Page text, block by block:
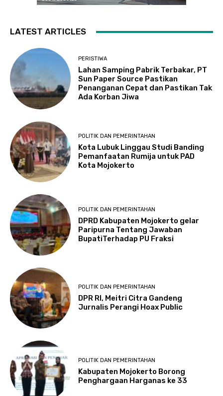
LATEST ARTICLES
PERISTIWA
Lahan Samping Pabrik Terbakar, PT
Sun Paper Source Pastikan
Penanganan Cepat dan Pastikan Tak
Ada Korban Jiwa
POLITIK DAN PEMERINTAHAN
Kota Lubuk Linggau Studi Banding
Pemanfaatan Rumija untuk PAD
Kota Mojokerto
POLITIK DAN PEMERINTAHAN
DPRD Kabupaten Mojokerto gelar
Paripurna Tentang Jawaban
BupatiTerhadap PU Fraksi
POLITIK DAN PEMERINTAHAN
DPR RI, Meitri Citra Gandeng
Jurnalis Perangi Hoax Public
POLITIK DAN PEMERINTAHAN
Kabupaten Mojokerto Borong
Penghargaan Harganas ke 33